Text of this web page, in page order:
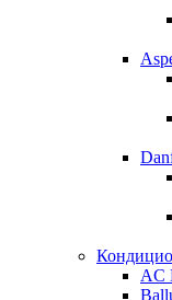
AC